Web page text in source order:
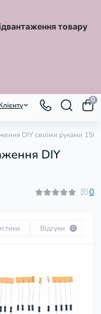
товару
0
DIY своїми руками
DIY
0
Відгуки 0